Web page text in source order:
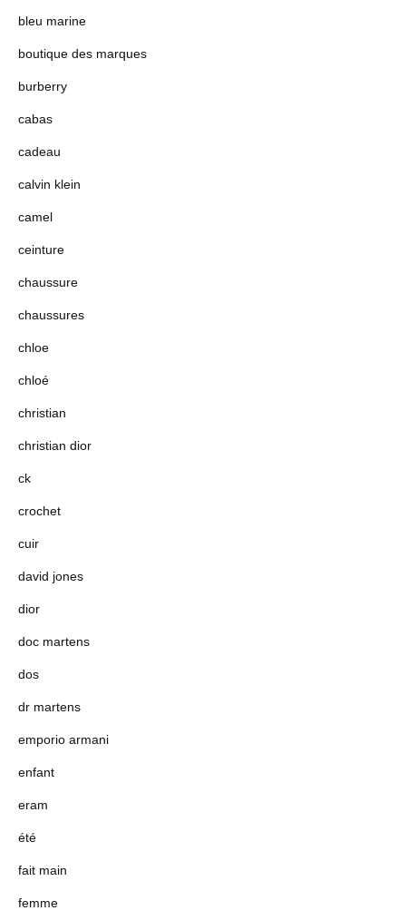
bleu marine
boutique des marques
burberry
cabas
cadeau
calvin klein
camel
ceinture
chaussure
chaussures
chloe
chloé
christian
christian dior
ck
crochet
cuir
david jones
dior
doc martens
dos
dr martens
emporio armani
enfant
eram
été
fait main
femme